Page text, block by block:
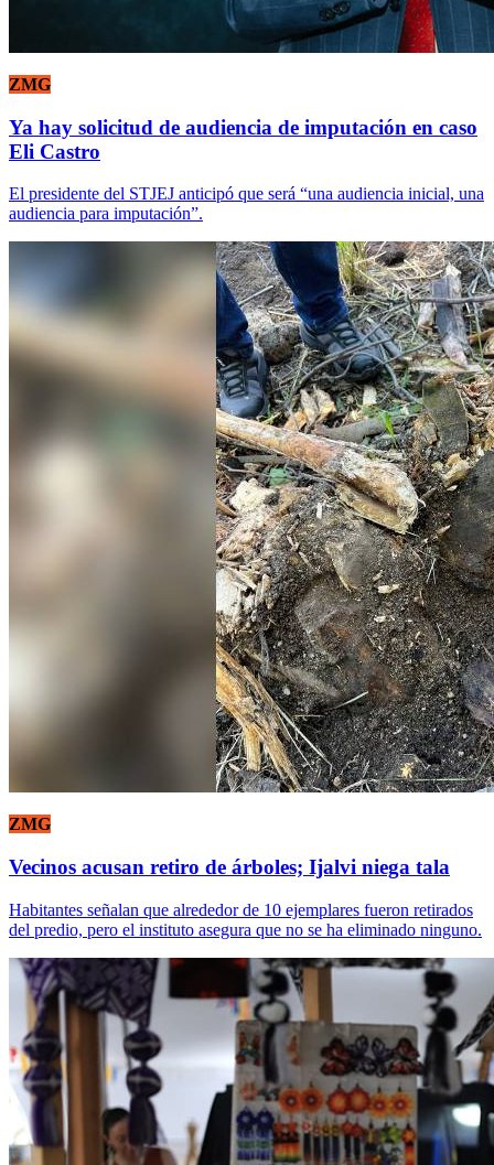
ZMG
Ya hay solicitud de audiencia de imputación en caso
Eli Castro
El presidente del STJEJ anticipó que será “una audiencia inicial, una
audiencia para imputación”.
ZMG
Vecinos acusan retiro de árboles; Ijalvi niega tala
Habitantes señalan que alrededor de 10 ejemplares fueron retirados
del predio, pero el instituto asegura que no se ha eliminado ninguno.